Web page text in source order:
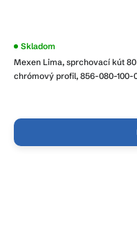
Mexen Lima, sprchovací kút
chrómový profil, 856-080-100-
Skladom